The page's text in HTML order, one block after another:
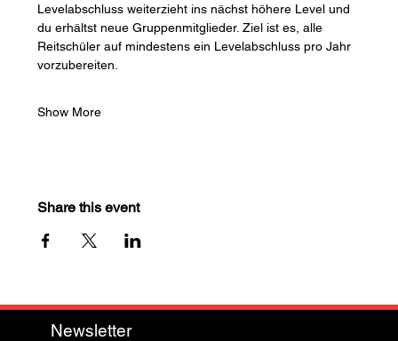
Levelabschluss weiterzieht ins nächst höhere Level und
du erhältst neue Gruppenmitglieder. Ziel ist es, alle
Reitschüler auf mindestens ein Levelabschluss pro Jahr
vorzubereiten.
Show More
Share this event
Newsletter